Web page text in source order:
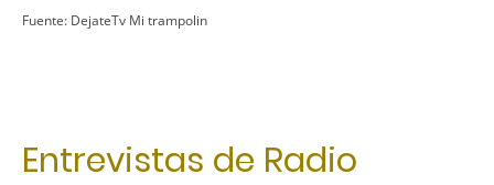
Fuente: DejateTv Mi trampolin
Entrevistas de Radio